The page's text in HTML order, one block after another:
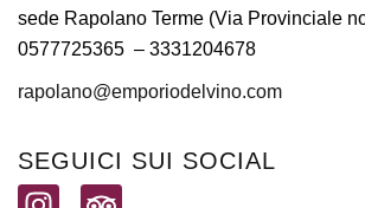
sede Rapolano Terme (Via Provinciale
0577725365 – 3331204678
rapolano@emporiodelvino.com
SEGUICI SUI SOCIAL